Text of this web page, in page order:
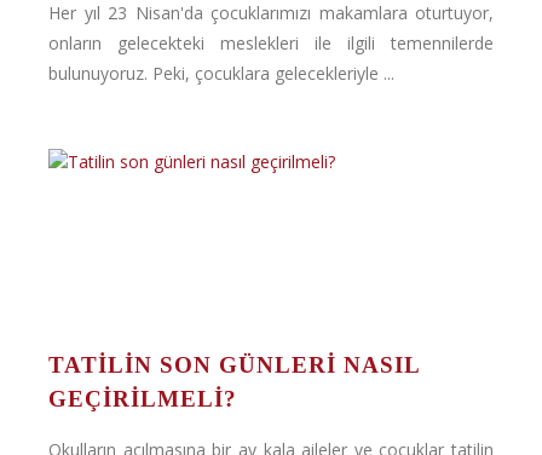
Her yıl 23 Nisan'da çocuklarımızı makamlara oturtuyor,
onların gelecekteki meslekleri ile ilgili temennilerde
bulunuyoruz. Peki, çocuklara gelecekleriyle ...
TATILIN SON GÜNLERI NASIL
GEÇIRILMELI?
Okulların açılmasına bir ay kala aileler ve çocuklar tatilin